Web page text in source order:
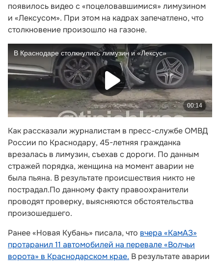
появилось видео с «поцеловавшимися» лимузином
и «Лексусом». При этом на кадрах запечатлено, что
столкновение произошло на газоне.
Как рассказали журналистам в пресс-службе ОМВД
России по Краснодару, 45-летняя гражданка
врезалась в лимузин, съехав с дороги. По данным
стражей порядка, женщина на момент аварии не
была пьяна. В результате происшествия никто не
пострадал.По данному факту правоохранители
проводят проверку, выясняются обстоятельства
произошедшего.
Ранее «Новая Кубань» писала, что вчера «КамАЗ»
протаранил 11 автомобилей на перевале «Волчьи
ворота» в Краснодарском крае. В результате аварии